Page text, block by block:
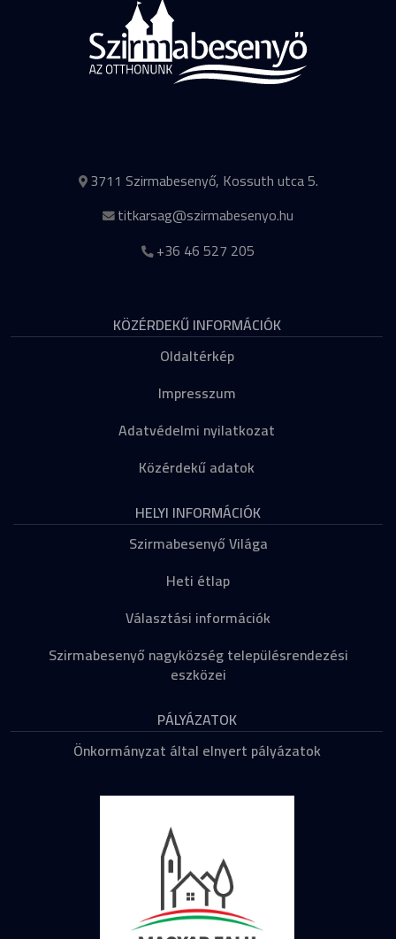
3711 Szirmabesenyő, Kossuth utca 5.
titkarsag@szirmabesenyo.hu
+36 46 527 205
KÖZÉRDEKŰ INFORMÁCIÓK
Oldaltérkép
Impresszum
Adatvédelmi nyilatkozat
Közérdekű adatok
HELYI INFORMÁCIÓK
Szirmabesenyő Világa
Heti étlap
Választási információk
Szirmabesenyő nagyközség településrendezési
eszközei
PÁLYÁZATOK
Önkormányzat által elnyert pályázatok